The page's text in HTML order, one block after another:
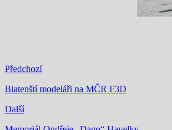
Předchozí
Blatenští modeláři na MČR F3D
Další